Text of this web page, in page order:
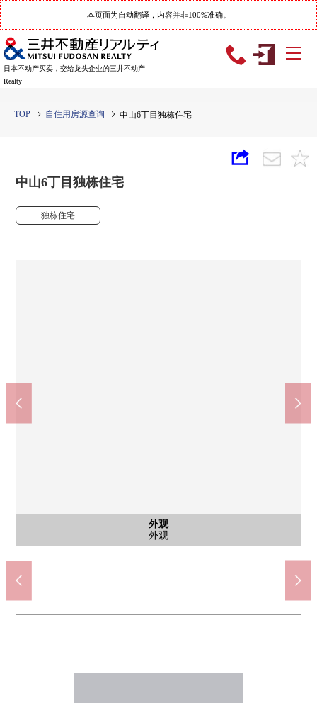
本页面为自动翻译，内容并非100%准确。
日本不动产买卖，交给龙头企业的三井不动产
Realty
TOP 自住用房源查询 中山6丁目独栋住宅
中山6丁目独栋住宅
独栋住宅
外观
外观
客厅
客厅※不能在价格里面包含家具、家电、供给品
客厅
客厅※不能在价格里面包含家具、家电、供给品
厨房
厨房※不能在价格里面包含家具、家电、供给品
厨房
厨房※不能在价格里面包含家具、家电、供给品
客厅
客厅※不能在价格里面包含家具、家电、供给品
客厅
客厅※不能在价格里面包含家具、家电、供给品
公共汽车
公共汽车※不能在价格里面包含供给品
洗脸
洗脸※不能在价格里面包含供给品
洗脸
洗脸※不能在价格里面包含供给品
厕所
厕所
卧室
2楼西式房间(主卧室)
卧室
2楼西式房间(主卧室)
其他内省
2楼礼堂
门口
正门大厅
门口
正门大厅
院子
院子
阳台
阳台
风景
来自阳台的风景
外观
外观
中山站(JR横滨线、横滨市营地铁绿线)(约1590m)
步行20分钟。
Mybasket中山町商店(约950m)
步行12分钟。
Maruetsu四季的森FOLEO店(约980m)
步行13分钟。
横滨市立上山小学(约520m)
步行7分钟。
横滨市立中山中学(约1550m)
步行20分钟。
上山町公园(约410m)
步行6分钟。
横滨白山邮局(约1190m)
步行15分钟。